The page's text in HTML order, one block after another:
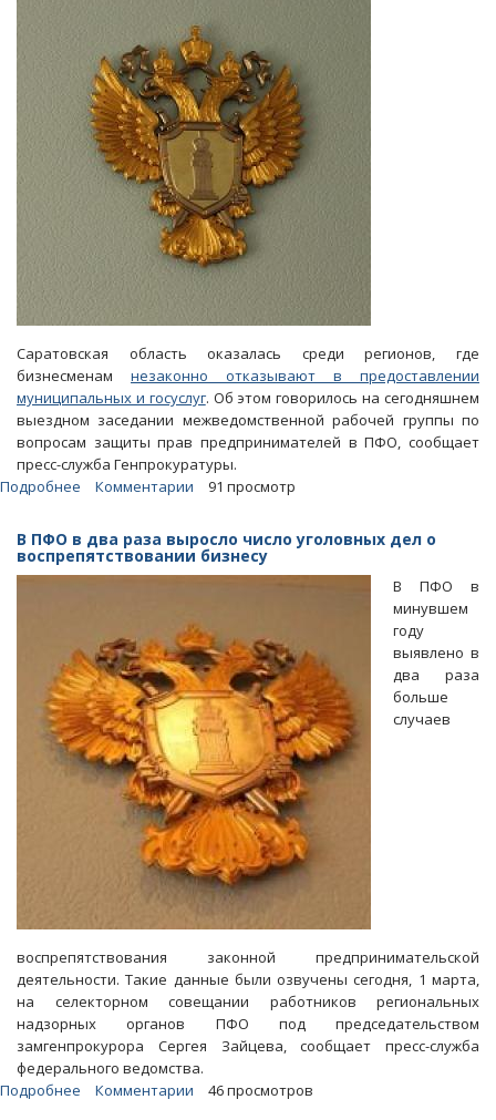
в
суд
Саратовская область оказалась среди регионов, где
бизнесменам незаконно отказывают в предоставлении
муниципальных и госуслуг. Об этом говорилось на сегодняшнем
выездном заседании межведомственной рабочей группы по
вопросам защиты прав предпринимателей в ПФО, сообщает
пресс-служба Генпрокуратуры.
Подробнее
бизнеса
в
обсудили
в
Генпрокуратуре
Комментарии 91 просмотр
В ПФО в два раза выросло число уголовных дел о
воспрепятствовании бизнесу
В ПФО в
минувшем
году
выявлено в
два раза
больше
случаев
воспрепятствования законной предпринимательской
деятельности. Такие данные были озвучены сегодня, 1 марта,
на селекторном совещании работников региональных
надзорных органов ПФО под председательством
замгенпрокурора Сергея Зайцева, сообщает пресс-служба
федерального ведомства.
Подробнее
Комментарии 46 просмотров